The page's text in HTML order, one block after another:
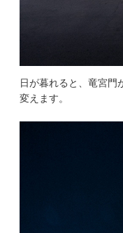
日が暮れると、竜宮門
変えます。